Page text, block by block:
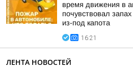
время движения в
почувствовал
из-под капота
16:21
ЛЕНТА НОВОСТЕЙ